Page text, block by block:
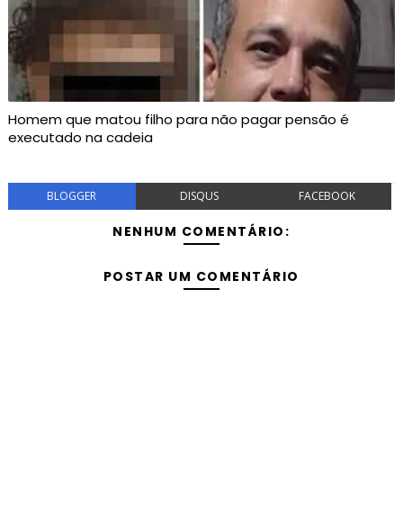
Homem que matou filho para não pagar pensão é
executado na cadeia
BLOGGER DISQUS FACEBOOK
NENHUM COMENTÁRIO:
POSTAR UM COMENTÁRIO